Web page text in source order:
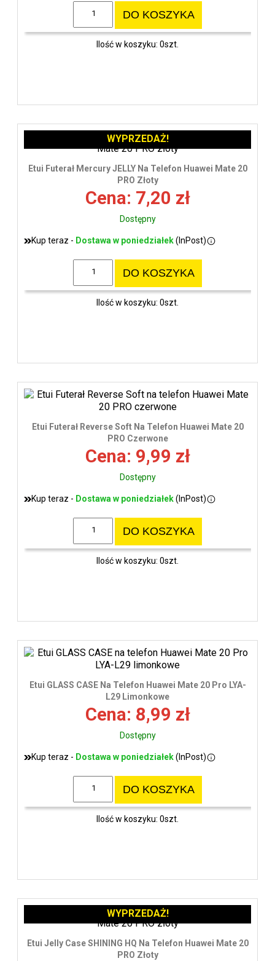
DO KOSZYKA
Ilość w koszyku: 0szt.
Etui Futerał Mercury JELLY Na Telefon Huawei Mate 20
PRO Złoty
Cena: 7,20 zł
Dostępny
Kup teraz - Dostawa w poniedziałek(InPost)
DO KOSZYKA
Ilość w koszyku: 0szt.
WYPRZEDAŻ!
Etui Futerał Reverse Soft Na Telefon Huawei Mate 20
PRO Czerwone
Cena: 9,99 zł
Dostępny
Kup teraz - Dostawa w poniedziałek(InPost)
DO KOSZYKA
Ilość w koszyku: 0szt.
Etui GLASS CASE Na Telefon Huawei Mate 20 Pro LYA-
L29 Limonkowe
Cena: 8,99 zł
Dostępny
Kup teraz - Dostawa w poniedziałek(InPost)
DO KOSZYKA
Ilość w koszyku: 0szt.
Etui Jelly Case SHINING HQ Na Telefon Huawei Mate 20
PRO Złoty
WYPRZEDAŻ!